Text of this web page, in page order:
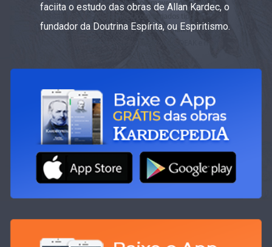
faciita o estudo das obras de Allan Kardec, o
fundador da Doutrina Espírita, ou Espiritismo.